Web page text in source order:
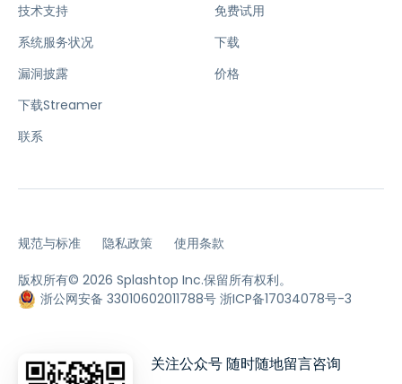
技术支持
系统服务状况
漏洞披露
下载Streamer
联系
免费试用
下载
价格
规范与标准 隐私政策 使用条款
版权所有© 2026 Splashtop Inc.保留所有权利。
浙公网安备 33010602011788号 浙ICP备17034078号-3
关注公众号 随时随地留言咨询